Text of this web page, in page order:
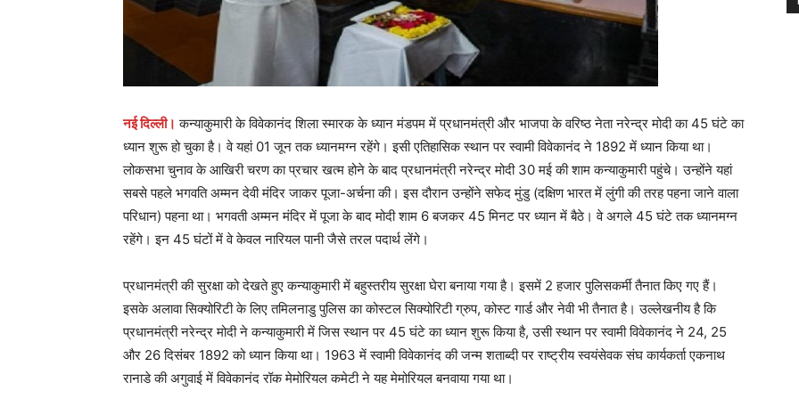
नई दिल्ली। कन्याकुमारी के विवेकानंद शिला स्मारक के ध्यान मंडपम में प्रधानमंत्री और भाजपा के वरिष्ठ नेता नरेन्द्र मोदी का 45 घंटे का
ध्यान शुरू हो चुका है। वे यहां 01 जून तक ध्यानमग्न रहेंगे। इसी एतिहासिक स्थान पर स्वामी विवेकानंद ने 1892 में ध्यान किया था।
लोकसभा चुनाव के आखिरी चरण का प्रचार खत्म होने के बाद प्रधानमंत्री नरेन्द्र मोदी 30 मई की शाम कन्याकुमारी पहुंचे। उन्होंने यहां
सबसे पहले भगवति अम्मन देवी मंदिर जाकर पूजा-अर्चना की। इस दौरान उन्होंने सफेद मुंडु (दक्षिण भारत में लुंगी की तरह पहना जाने वाला
परिधान) पहना था। भगवती अम्मन मंदिर में पूजा के बाद मोदी शाम 6 बजकर 45 मिनट पर ध्यान में बैठे। वे अगले 45 घंटे तक ध्यानमग्न
रहेंगे। इन 45 घंटों में वे केवल नारियल पानी जैसे तरल पदार्थ लेंगे।
प्रधानमंत्री की सुरक्षा को देखते हुए कन्याकुमारी में बहुस्तरीय सुरक्षा घेरा बनाया गया है। इसमें 2 हजार पुलिसकर्मी तैनात किए गए हैं।
इसके अलावा सिक्योरिटी के लिए तमिलनाडु पुलिस का कोस्टल सिक्योरिटी ग्रुप, कोस्ट गार्ड और नेवी भी तैनात है। उल्लेखनीय है कि
प्रधानमंत्री नरेन्द्र मोदी ने कन्याकुमारी में जिस स्थान पर 45 घंटे का ध्यान शुरू किया है, उसी स्थान पर स्वामी विवेकानंद ने 24, 25
और 26 दिसंबर 1892 को ध्यान किया था। 1963 में स्वामी विवेकानंद की जन्म शताब्दी पर राष्ट्रीय स्वयंसेवक संघ कार्यकर्ता एकनाथ
रानाडे की अगुवाई में विवेकानंद रॉक मेमोरियल कमेटी ने यह मेमोरियल बनवाया गया था।